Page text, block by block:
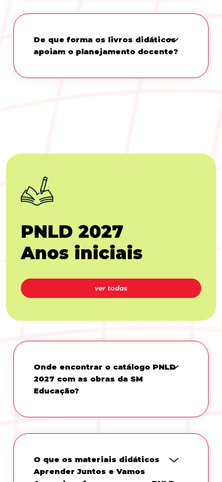
De que forma os livros didáticos
apoiam o planejamento docente?
Onde encontrar o catálogo PNLD
2027 com as obras da SM
Educação?
O que os materiais didáticos
Aprender Juntos e Vamos
PNLD 2027
Anos iniciais
ver todas